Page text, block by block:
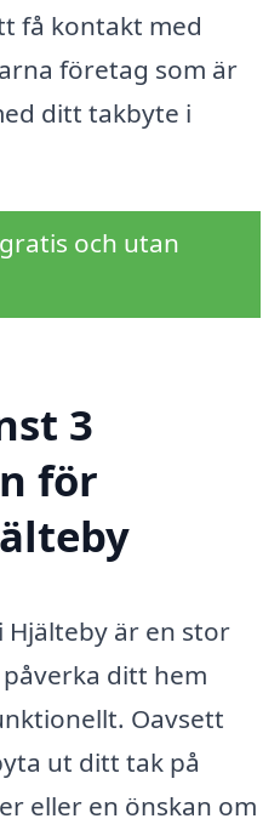
få kontakt med
företag som är
ditt takbyte i
och utan
3
för
är en stor
ditt hem
Oavsett
ut ditt tak på
eller en önskan om